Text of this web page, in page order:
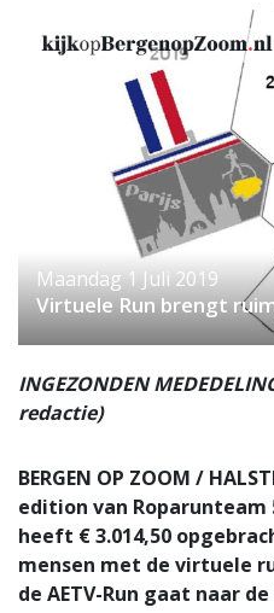
Maandag 1 Juli 2019
Virtuele Run brengt
INGEZONDEN
redactie)
BERGEN OP ZOOM /
edition van Roparunteam
heeft € 3.014,50
mensen met de virtuele
de AETV-Run gaat naar